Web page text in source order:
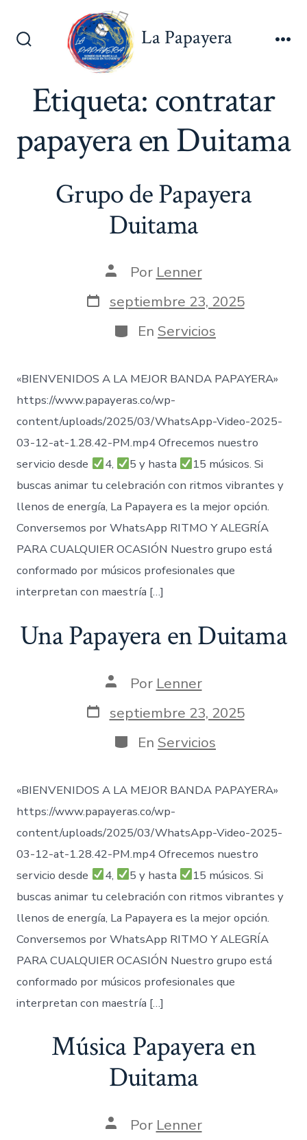
Alternar
La Papayera
Etiqueta:contratar
papayera en Duitama
Grupo de Papayera
Duitama
Autor
la
entrada
Por Lenner
Fecha
de
publicación
septiembre 23, 2025
Categorías
En Servicios
«BIENVENIDOS A LA MEJOR BANDA PAPAYERA»
https://www.papayeras.co/wp-
content/uploads/2025/03/WhatsApp-Video-2025-
03-12-at-1.28.42-PM.mp4 Ofrecemos nuestro
servicio desde
4, 5 y hasta
15 músicos. Si
buscas animar tu celebración con ritmos vibrantes y
llenos de energía, La Papayera es la mejor opción.
Conversemos por WhatsApp RITMO Y ALEGRÍA
PARA CUALQUIER OCASIÓN Nuestro grupo está
conformado por músicos profesionales que
interpretan con maestría […]
Una Papayera en Duitama
Autor
la
entrada
Por Lenner
Fecha
de
publicación
septiembre 23, 2025
Categorías
En Servicios
«BIENVENIDOS A LA MEJOR BANDA PAPAYERA»
https://www.papayeras.co/wp-
content/uploads/2025/03/WhatsApp-Video-2025-
03-12-at-1.28.42-PM.mp4 Ofrecemos nuestro
servicio desde
4, 5 y hasta
15 músicos. Si
buscas animar tu celebración con ritmos vibrantes y
llenos de energía, La Papayera es la mejor opción.
Conversemos por WhatsApp RITMO Y ALEGRÍA
PARA CUALQUIER OCASIÓN Nuestro grupo está
conformado por músicos profesionales que
interpretan con maestría […]
Música Papayera en
Duitama
AutorPor Lenner